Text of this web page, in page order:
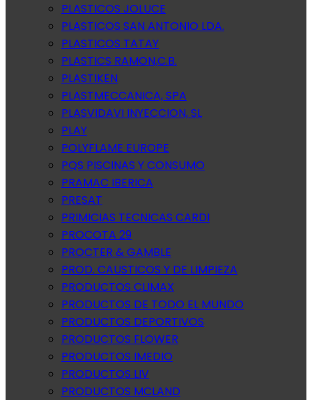
PLASTICOS JOLUCE
PLASTICOS SAN ANTONIO LDA.
PLASTICOS TATAY
PLASTICS RAMON,C.B.
PLASTIKEN
PLASTMECCANICA, SPA
PLASVIDAVI INYECCION, SL
PLAY
POLYFLAME EUROPE
PQS PISCINAS Y CONSUMO
PRAMAC IBERICA
PRESAT
PRIMICIAS TECNICAS CARDI
PROCOTA 29
PROCTER & GAMBLE
PROD. CAUSTICOS Y DE LIMPIEZA
PRODUCTOS CLIMAX
PRODUCTOS DE TODO EL MUNDO
PRODUCTOS DEPORTIVOS
PRODUCTOS FLOWER
PRODUCTOS IMEDIO
PRODUCTOS LIV
PRODUCTOS MCLAND